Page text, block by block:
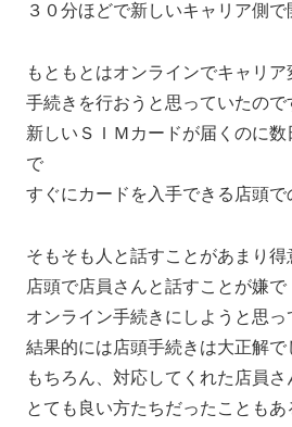
３０分ほどで新しいキャリア側で
もともとはオンラインでキャリア
手続きを行おうと思っていたので
新しいＳＩＭカードが届くのに
で
すぐにカードを入手できる店頭で
そもそも人と話すことがあまり得
店頭で店員さんと話すことが嫌で
オンライン手続きにしようと思
結果的には店頭手続きは大正解で
もちろん、対応してくれた店員さ
とても良い方たちだったこともあ